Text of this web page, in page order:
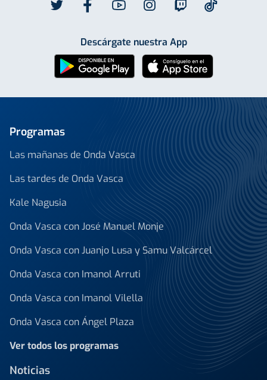
Descárgate nuestra App
Programas
Las mañanas de Onda Vasca
Las tardes de Onda Vasca
Kale Nagusia
Onda Vasca con José Manuel Monje
Onda Vasca con Juanjo Lusa y Samu Valcárcel
Onda Vasca con Imanol Arruti
Onda Vasca con Imanol Vilella
Onda Vasca con Ángel Plaza
Ver todos los programas
Noticias